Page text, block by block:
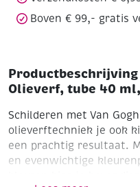
Boven € 99,- gratis
Productbeschrijving
Olieverf, tube 40
Schilderen met Van
olieverftechniek je ook
een prachtig resultaat.
en evenwichtige